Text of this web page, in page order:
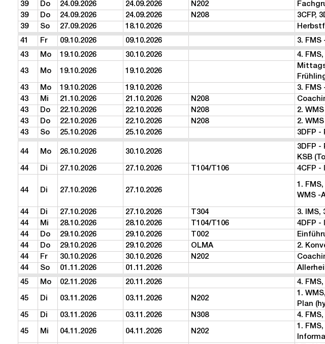
39
Do 24.09.2026 24.09.2026 N202
39
Do 24.09.2026 24.09.2026 N208 3CFP,
39
So 27.09.2026 18.10.2026
41
Fr 09.10.2026 09.10.2026 3.
43
Mo 19.10.2026 30.10.2026 4.
43 Mo 19.10.2026 19.10.2026
43 Mo 19.10.2026 19.10.2026 3.
43
Mi 21.10.2026 21.10.2026 N208
43
Do 22.10.2026 22.10.2026 N208 2.
43
Do 22.10.2026 22.10.2026 N208 2.
43
So 25.10.2026 25.10.2026 3DFP
44 Mo 26.10.2026 30.10.2026
3DFP
KSB
44 Di 27.10.2026 27.10.2026 T104/T106 4CFP -
44 Di 27.10.2026 27.10.2026
1. FMS,
WMS -
44
Di 27.10.2026 27.10.2026 T304 3. IMS,
44
Mi 28.10.2026 28.10.2026 T104/T106 4DFP -
44
Do 29.10.2026 29.10.2026 T002
44
Do 29.10.2026 29.10.2026 OLMA 2.
44
Fr 30.10.2026 30.10.2026 N202
44
So 01.11.2026 01.11.2026
45
Mo 02.11.2026 20.11.2026 4.
45 Di 03.11.2026 03.11.2026 N202
1.
Plan
45 Di 03.11.2026 03.11.2026 N308 4.
45 Mi 04.11.2026 04.11.2026 N202
1.